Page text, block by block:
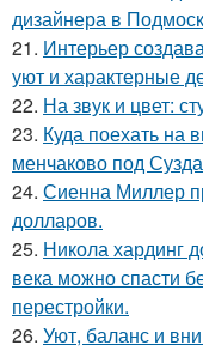
дизайнера в
21. Интерьер
уют и характерные
22. На звук и цвет:
23. Куда поехать на
менчаково под
24. Сиенна Миллер
долларов.
25. Никола хардинг
века можно спасти
перестройки.
26. Уют, баланс и